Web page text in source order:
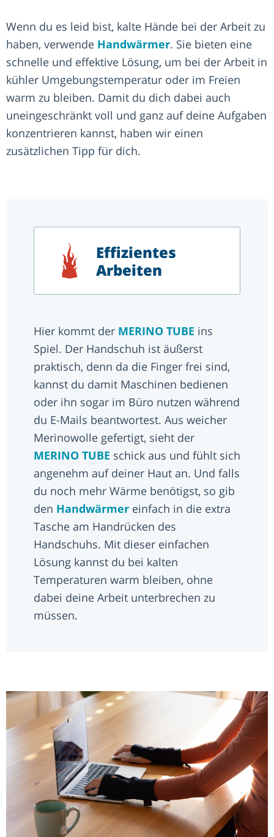
Wenn du es leid bist, kalte Hände bei der Arbeit zu
haben, verwende Handwärmer. Sie bieten eine
schnelle und effektive Lösung, um bei der Arbeit in
kühler Umgebungstemperatur oder im Freien
warm zu bleiben. Damit du dich dabei auch
uneingeschränkt voll und ganz auf deine Aufgaben
konzentrieren kannst, haben wir einen
zusätzlichen Tipp für dich.
Effizientes
Arbeiten
Hier kommt der MERINO TUBE ins
Spiel. Der Handschuh ist äußerst
praktisch, denn da die Finger frei sind,
kannst du damit Maschinen bedienen
oder ihn sogar im Büro nutzen während
du E-Mails beantwortest. Aus weicher
Merinowolle gefertigt, sieht der
MERINO TUBE schick aus und fühlt sich
angenehm auf deiner Haut an. Und falls
du noch mehr Wärme benötigst, so gib
den Handwärmer einfach in die extra
Tasche am Handrücken des
Handschuhs. Mit dieser einfachen
Lösung kannst du bei kalten
Temperaturen warm bleiben, ohne
dabei deine Arbeit unterbrechen zu
müssen.